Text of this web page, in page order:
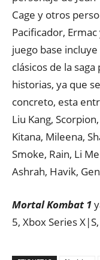
Cage y otros
Pacificador,
juego base
clásicos de la
historias, ya que
concreto, esta
Liu Kang,
Kitana, Mileena,
Smoke, Rain, Li
Ashrah, Havik,
Mortal Kombat 1
5, Xbox Series